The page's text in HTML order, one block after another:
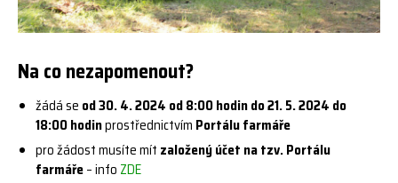
Na co nezapomenout?
žádá se od 30. 4. 2024 od 8:00 hodin do 21. 5. 2024 do
18:00 hodinprostřednictvím Portálu farmáře
pro žádost musíte mít založený účet na tzv. Portálu
farmáře– info ZDE